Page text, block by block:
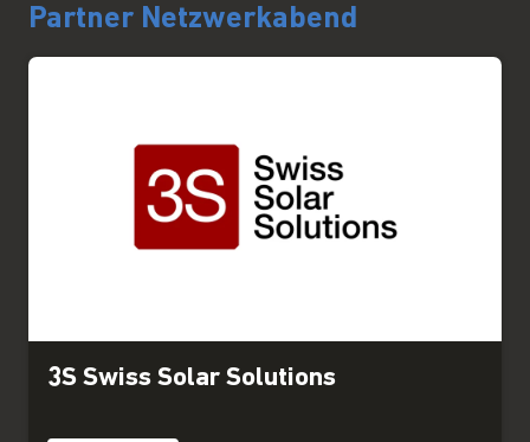
Partner Netzwerkabend
3S Swiss Solar Solutions